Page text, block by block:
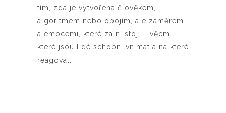
tím, zda je vytvořena člověkem,
algoritmem nebo obojím, ale záměrem
a emocemi, které za ní stojí – věcmi,
které jsou lidé schopni vnímat a na které
reagovat.